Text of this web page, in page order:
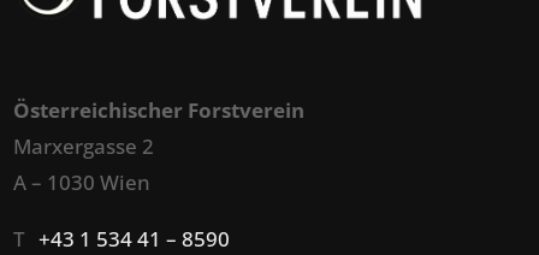
Österreichischer Forstverein
Marxergasse 2
A – 1030 Wien
T+43 1 534 41 – 8590